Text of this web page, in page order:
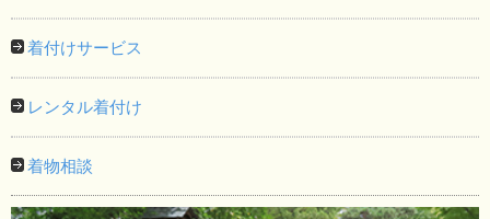
着付けサービス
レンタル着付け
着物相談